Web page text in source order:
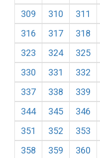
309
310 311
316
317 318
323
324 325
330
331 332
337
338 339
344
345 346
351
352 353
358
359 360